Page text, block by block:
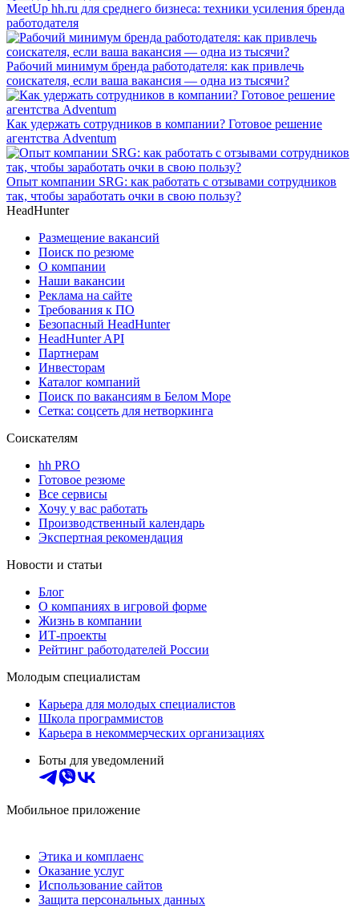
MeetUp hh.ru для среднего бизнеса: техники усиления бренда
работодателя
Рабочий минимум бренда работодателя: как привлечь
соискателя, если ваша вакансия — одна из тысячи?
Как удержать сотрудников в компании? Готовое решение
агентства Adventum
Опыт компании SRG: как работать с отзывами сотрудников
так, чтобы заработать очки в свою пользу?
HeadHunter
Размещение вакансий
Поиск по резюме
О компании
Наши вакансии
Реклама на сайте
Требования к ПО
Безопасный HeadHunter
HeadHunter API
Партнерам
Инвесторам
Каталог компаний
Поиск по вакансиям в Белом Море
Сетка: соцсеть для нетворкинга
Соискателям
hh PRO
Готовое резюме
Все сервисы
Хочу у вас работать
Производственный календарь
Экспертная рекомендация
Новости и статьи
Блог
О компаниях в игровой форме
Жизнь в компании
ИТ-проекты
Рейтинг работодателей России
Молодым специалистам
Карьера для молодых специалистов
Школа программистов
Карьера в некоммерческих организациях
Боты для уведомлений
Мобильное приложение
Этика и комплаенс
Оказание услуг
Использование сайтов
Защита персональных данных